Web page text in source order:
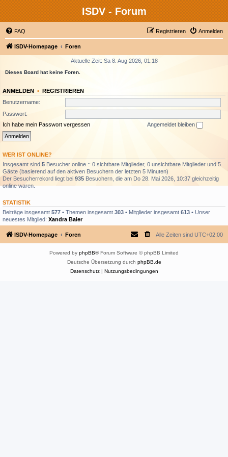
ISDV - Forum
FAQ Anmelden
Registrieren
ISDV-Homepage Foren
Aktuelle Zeit: Sa 8. Aug 2026, 01:18
Dieses Board hat keine Foren.
ANMELDEN • REGISTRIEREN
Benutzername:
Passwort:
Ich habe mein Passwort vergessen
Angemeldet bleiben
WER IST ONLINE?
Insgesamt sind 5 Besucher online :: 0 sichtbare Mitglieder, 0 unsichtbare Mitglieder und 5
Gäste (basierend auf den aktiven Besuchern der letzten 5 Minuten)
Der Besucherrekord liegt bei 935 Besuchern, die am Do 28. Mai 2026, 10:37 gleichzeitig
online waren.
STATISTIK
Beiträge insgesamt 577 • Themen insgesamt 303 • Mitglieder insgesamt 613 • Unser
neuestes Mitglied: Xandra Baier
ISDV-Homepage Foren Alle Zeiten sind UTC+02:00
Powered by phpBB® Forum Software © phpBB Limited
Deutsche Übersetzung durch phpBB.de
Datenschutz| Nutzungsbedingungen